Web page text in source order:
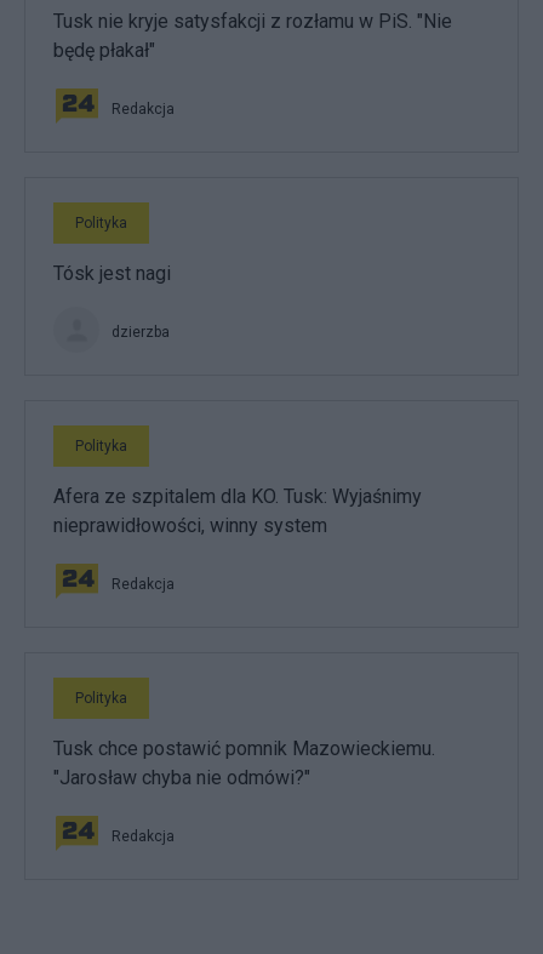
Tusk nie kryje satysfakcji z rozłamu w PiS. "Nie
będę płakał"
Redakcja
Polityka
Tósk jest nagi
dzierzba
Polityka
Afera ze szpitalem dla KO. Tusk: Wyjaśnimy
nieprawidłowości, winny system
Redakcja
Polityka
Tusk chce postawić pomnik Mazowieckiemu.
"Jarosław chyba nie odmówi?"
Redakcja